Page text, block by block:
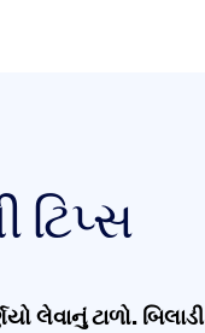
ટિપ્સ
લેવાનું ટાળો. બિલાડી